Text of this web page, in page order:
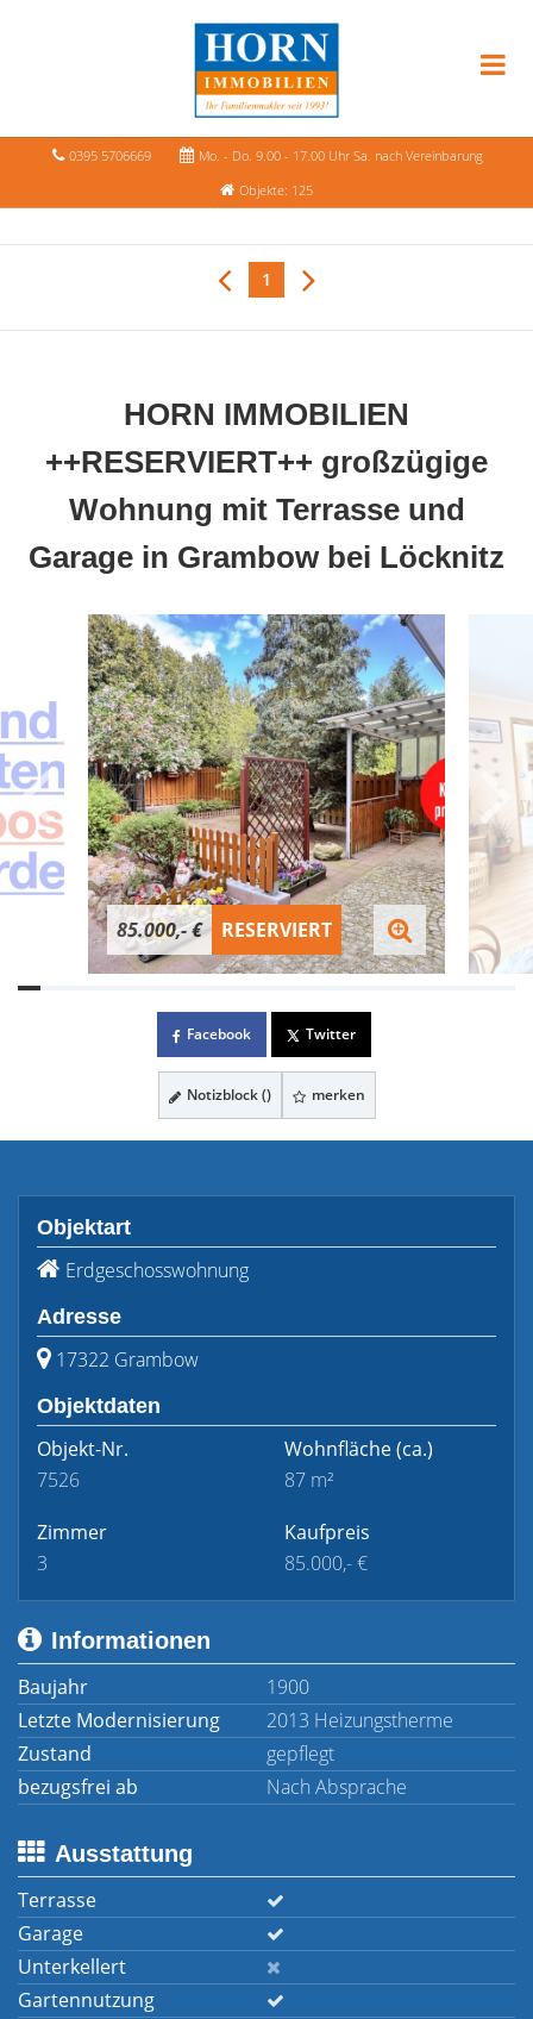
0395 5706669
Mo. - Do. 9.00 - 17.00 Uhr Sa. nach Vereinbarung
Objekte: 125
1
HORN IMMOBILIEN
++RESERVIERT++ großzügige
Wohnung mit Terrasse und
Garage in Grambow bei Löcknitz
85.000,- € RESERVIERT
Facebook Twitter
Notizblock () merken
Objektart
Erdgeschosswohnung
Adresse
17322 Grambow
Objektdaten
Objekt-Nr.
7526
Wohnfläche(ca.)
87 m²
Zimmer
3
Kaufpreis
85.000,- €
Informationen
Baujahr
1900
Letzte Modernisierung
2013 Heizungstherme
Zustand
gepflegt
bezugsfrei ab
Nach Absprache
Ausstattung
Terrasse
Garage
Unterkellert
Gartennutzung